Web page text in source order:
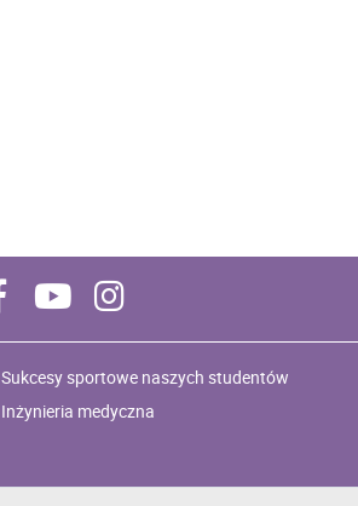
Sukcesy sportowe naszych studentów
Inżynieria medyczna